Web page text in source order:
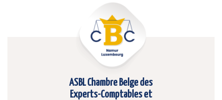
ASBL Chambre Belge des
Experts-Comptables et